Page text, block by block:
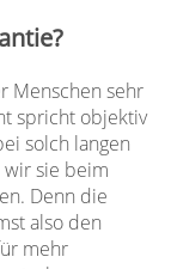
Menschen sehr
spricht objektiv
solch langen
wir sie beim
Denn die
also den
mehr